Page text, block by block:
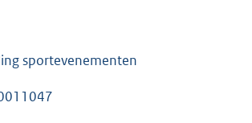
sportevenementen